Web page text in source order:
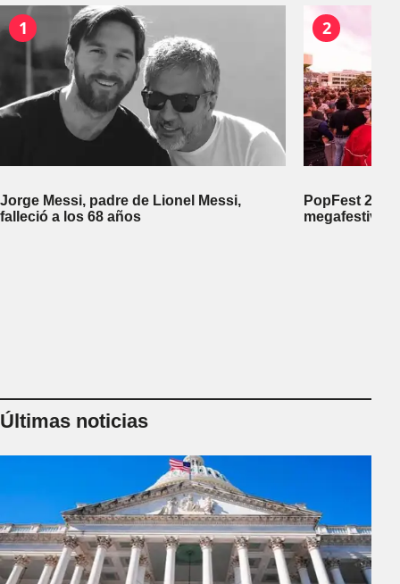
1
Jorge Messi, padre de Lionel Messi,
falleció a los 68 años
2
PopFest
megafestival
Últimas noticias